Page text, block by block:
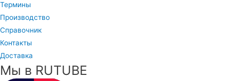
Термины
Производство
Справочник
Контакты
Доставка
Мы в RUTUBE